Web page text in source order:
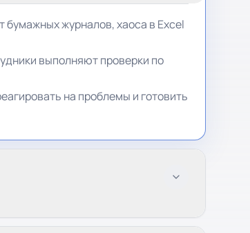
бумажных журналов, хаоса в Excel
выполняют проверки по
на проблемы и готовить